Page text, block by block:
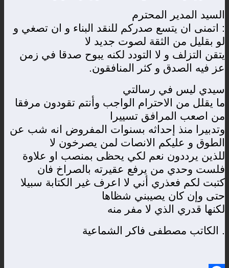
السيد المدير المحترم
: اتمنى ان يتسع صدركم للنقد البناء و ان تصغي و
لو بقليل من الثقة لصوت جديد لا
يتقن التزلف و لا التودد لكنه يبوح صدقا في زمن
عز فيه الصدق و كثر المنافقون.
سيدي ليس في رسالتي
ما يقلل من الاحترام الواجب وأنتم تقودون مرفقا
من اصعب المرافق تسييرا
وتدبيرا منذ إحداثه بسنوات المفروض انه شب عن
الطوق و عليكم الانصات لمن يصرخون لا
للذين يرددون نعم لكي يحظى بمنصب او علاوة
فلست وحدي من يرفع عقيرته بالصراخ فان
كتبت لكم فعذري أني لا اعرف غير الكتابة سبيلا
حتى وإن كان يصيبني شظاها
لكنها قدري الذي لا مفر منه
الكاتب مصطفى فاكر الشماعية .